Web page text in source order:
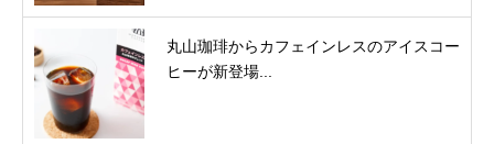
丸山珈琲からカフェインレスのアイスコー
ヒーが新登場...